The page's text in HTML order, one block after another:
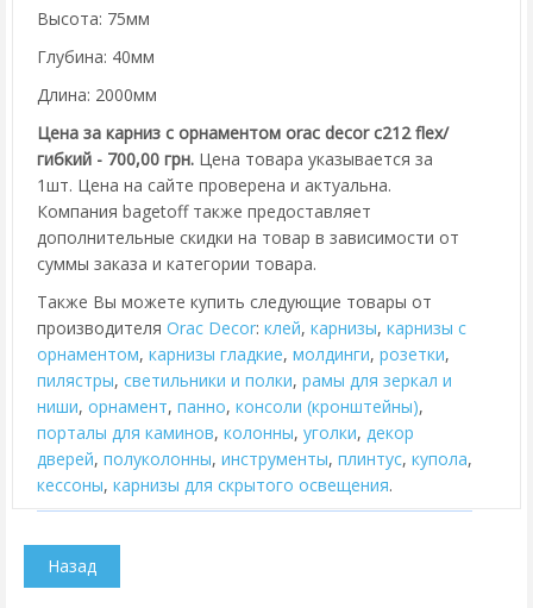
Высота: 75мм
Глубина: 40мм
Длина: 2000мм
Цена за карниз с орнаментом orac decor c212 flex/
гибкий - 700,00 грн. Цена товара указывается за
1шт. Цена на сайте проверена и актуальна.
Компания bagetoff также предоставляет
дополнительные скидки на товар в зависимости от
суммы заказа и категории товара.
Также Вы можете купить следующие товары от
производителя Orac Decor: клей, карнизы, карнизы с
орнаментом, карнизы гладкие, молдинги, розетки,
пилястры, cветильники и полки, рамы для зеркал и
ниши, орнамент, панно, консоли (кронштейны),
порталы для каминов, колонны, уголки, декор
дверей, полуколонны, инструменты, плинтус, купола,
кессоны, карнизы для скрытого освещения.